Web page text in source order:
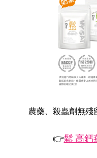
農藥、殺蟲劑無殘
👉鬆 高鈣